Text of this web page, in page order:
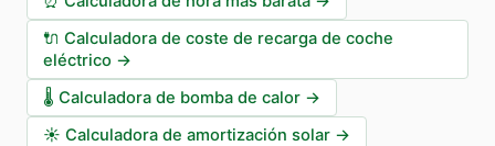
🔌 Calculadora de coste de recarga de coche
eléctrico →
🌡️ Calculadora de bomba de calor →
☀️ Calculadora de amortización solar →